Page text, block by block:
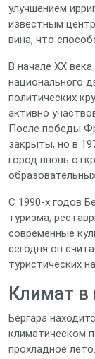
улучшением
известным
вина, что
В начале XX
национального
политических
активно
После победы
закрыты, но в
город вновь
С 1990‑х годов
туризма,
современные
сегодня он
туристических
Климат в
Бергара
климатическом
прохладное